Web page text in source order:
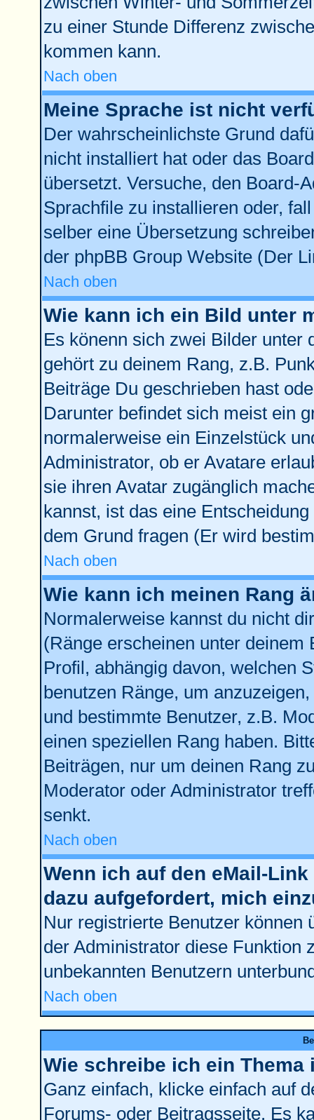
zu einer Stunde Differenz
kommen kann.
Nach oben
Meine Sprache ist nicht
Der wahrscheinlichste Grund
nicht installiert hat oder das
übersetzt. Versuche, den Board-
Sprachfile zu installieren oder,
selber eine Übersetzung
der phpBB Group Website (Der
Nach oben
Wie kann ich ein Bild unter
Es könenn sich zwei Bilder unter
gehört zu deinem Rang, z.B.
Beiträge Du geschrieben hast
Darunter befindet sich meist ein
normalerweise ein Einzelstück
Administrator, ob er Avatare
sie ihren Avatar zugänglich
kannst, ist das eine
dem Grund fragen (Er wird
Nach oben
Wie kann ich meinen Rang
Normalerweise kannst du nicht
(Ränge erscheinen unter deinem
Profil, abhängig davon, welchen
benutzen Ränge, um
und bestimmte Benutzer, z.B.
einen speziellen Rang haben.
Beiträgen, nur um deinen Rang
Moderator oder Administrator
senkt.
Nach oben
Wenn ich auf den eMail-
dazu aufgefordert, mich
Nur registrierte Benutzer können
der Administrator diese Funktion
unbekannten Benutzern
Nach oben
Wie schreibe ich ein Thema
Ganz einfach, klicke einfach auf
Forums- oder Beitragsseite. Es